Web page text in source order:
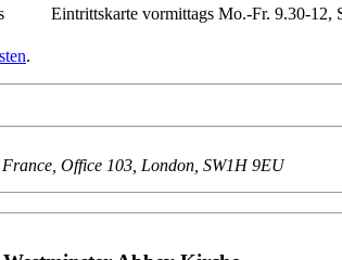
Eintrittskarte vormittags Mo.-Fr. 9.30-12,
.
Office 103, London, SW1H 9EU